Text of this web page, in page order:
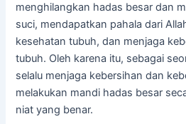
menghilangkan hadas besar dan
suci, mendapatkan pahala dari
kesehatan tubuh, dan menjaga
tubuh. Oleh karena itu, sebagai
selalu menjaga kebersihan dan
melakukan mandi hadas besar
niat yang benar.